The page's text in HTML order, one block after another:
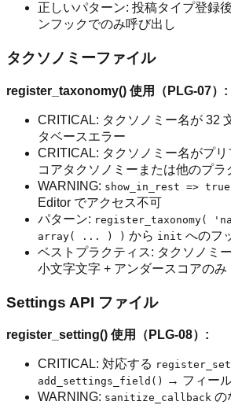
正しいパターン: 投稿タイプ登録
ンフックでのみ呼び出し
タクソノミーファイル
register_taxonomy() 使用（PLG-07）:
CRITICAL: タクソノミー名が 32
タベースエラー
CRITICAL: タクソノミー名がプ
コアタクソノミーまたは他のプラ
WARNING: show_in_rest => true
Editor でアクセス不可
パターン: register_taxonomy(
array( ... ) ) から init へのフ
ベストプラクティス: タクソノミ
小文字文字 + アンダースコアのみ
Settings API ファイル
register_setting() 使用（PLG-08）:
CRITICAL: 対応する
add_settings_field()
→ フィー
WARNING: sanitize_callback の